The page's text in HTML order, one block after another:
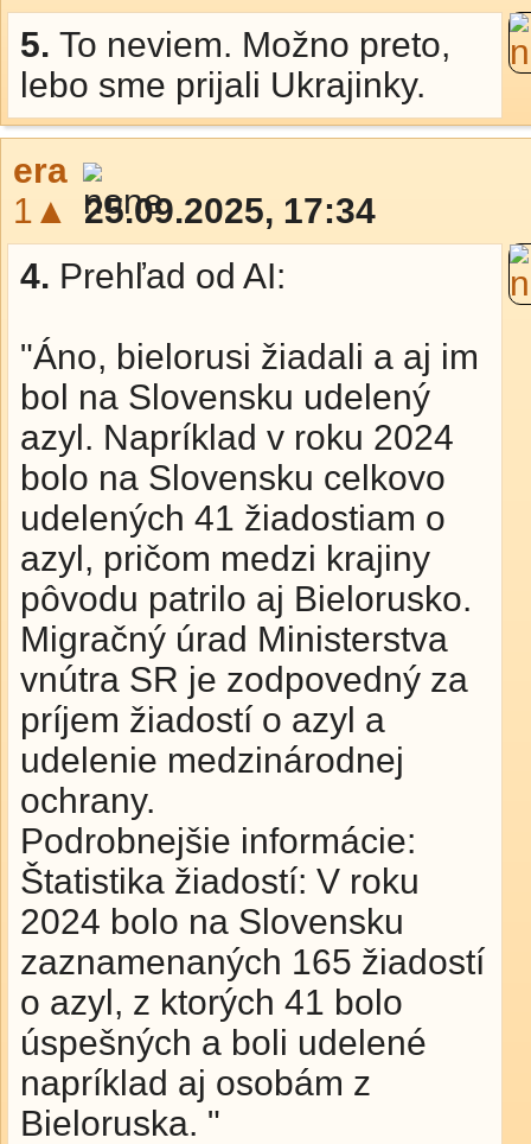
5. To neviem. Možno preto,
lebo sme prijali Ukrajinky.
era
1▲
25.09.2025, 17:34
4. Prehľad od AI:
"Áno, bielorusi žiadali a aj im
bol na Slovensku udelený
azyl. Napríklad v roku 2024
bolo na Slovensku celkovo
udelených 41 žiadostiam o
azyl, pričom medzi krajiny
pôvodu patrilo aj Bielorusko.
Migračný úrad Ministerstva
vnútra SR je zodpovedný za
príjem žiadostí o azyl a
udelenie medzinárodnej
ochrany.
Podrobnejšie informácie:
Štatistika žiadostí: V roku
2024 bolo na Slovensku
zaznamenaných 165 žiadostí
o azyl, z ktorých 41 bolo
úspešných a boli udelené
napríklad aj osobám z
Bieloruska. "